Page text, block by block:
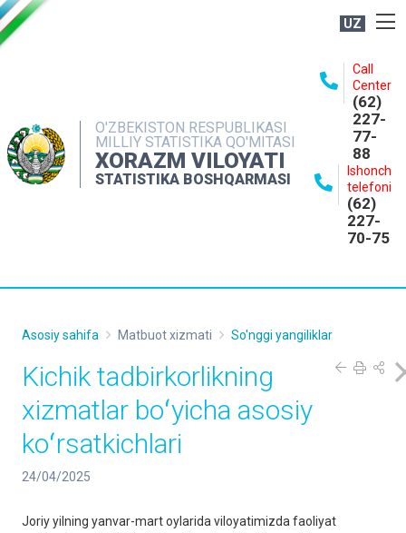
UZ
O'ZBEKISTON RESPUBLIKASI
MILLIY STATISTIKA QO'MITASI
XORAZM VILOYATI
STATISTIKA BOSHQARMASI
Call
Center
(62)
227-
77-
88
Ishonch
telefoni
(62)
227-
70-75
NASHRLAR
INTERAKTIV XIZMATLAR
MATBUOT XIZMATI
Asosiy sahifa Matbuot xizmati So'nggi yangiliklar
Kichik tadbirkorlikning
xizmatlar boʻyicha asosiy
koʻrsatkichlari
24/04/2025
Joriy yilning yanvar-mart oylarida viloyatimizda faoliyat